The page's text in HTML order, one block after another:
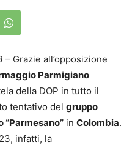
– Grazie all’opposizione
Parmigiano
della DOP in tutto il
tentativo del gruppo
“Parmesano” in Colombia.
infatti, la